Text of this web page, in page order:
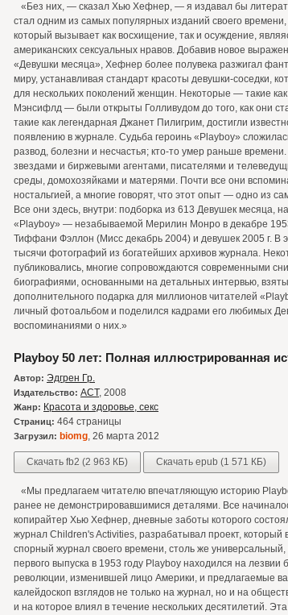
«Без них, — сказал Хью Хефнер, — я издавал бы
стал одним из самых популярных изданий своего
который вызывает как восхищение, так и осуждение,
американских сексуальных нравов. Добавив новое
«Девушки месяца», Хефнер более полувека разжигал
миру, устанавливая стандарт красоты девушки-соседки,
для нескольких поколений женщин. Некоторые — такие
Мэнсифлд — были открыты Голливудом до того, как они
такие как легендарная Джанет Пилигрим, достигли
появлению в журнале. Судьба героинь «Playboy»
развод, болезни и несчастья; кто-то умер раньше
звездами и биржевыми агентами, писателями и
среды, домохозяйками и матерями. Почти все они
ностальгией, а многие говорят, что этот опыт — одно из
Все они здесь, внутри: подборка из 613 Девушек месяца,
«Playboy» — незабываемой Мерилин Монро в декабре
Тиффани Фэллон (Мисс декабрь 2004) и девушек 2005 г. В
тысячи фотографий из богатейших архивов журнала.
публиковались, многие сопровождаются современными
биографиями, основанными на детальных интервью,
дополнительного подарка для миллионов читателей
личный фотоальбом и поделился кадрами его любимых
воспоминаниями о них.»
Playboy 50 лет: Полная иллюстрированная
Автор: Эдгрен Гр.
Издательство: АСТ, 2008
Жанр: Красота и здоровье, секс
Страниц: 464 страницы
Загрузил: biomg, 26 марта 2012
Скачать fb2 (2 963 КБ) Скачать epub (1 571 КБ)
«Мы предлагаем читателю впечатляющую историю
ранее не демонстрировавшимися деталями. Все
копирайтер Хью Хефнер, дневные заботы которого
журнал Children's Activities, разрабатывал проект,
спорный журнал своего времени, столь же
первого выпуска в 1953 году Playboy находился на
революции, изменившей лицо Америки, и предлагаемые
калейдоскоп взглядов не только на журнал, но и на
и на которое влиял в течение нескольких десятилетий.